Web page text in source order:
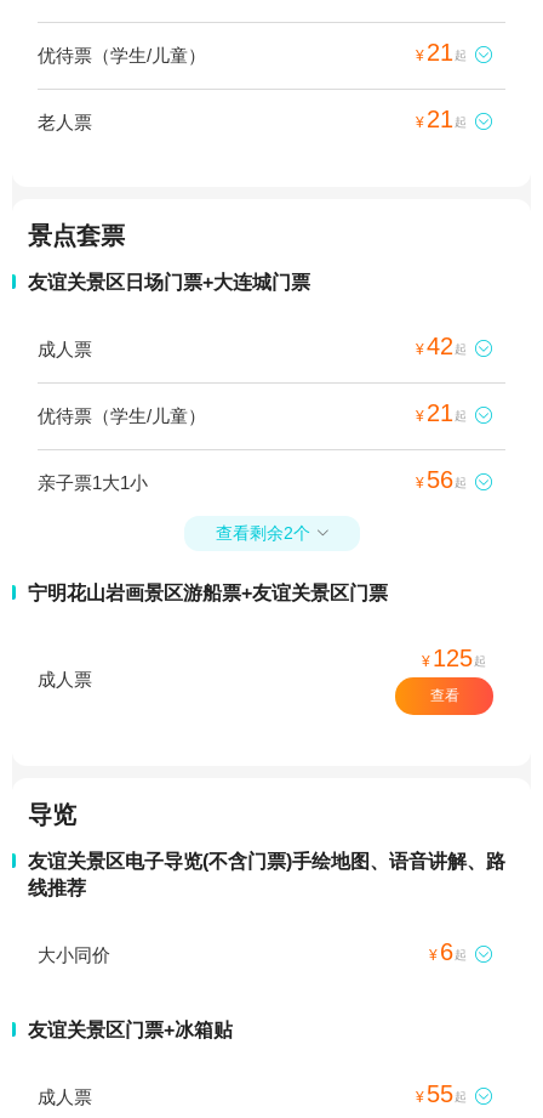
优待票（学生/儿童） ¥ 21 起 
老人票 ¥ 21 起 
景点套票
友谊关景区日场门票+大连城门票
成人票 ¥42 起 
优待票（学生/儿童） ¥ 21 起 
亲子票1大1小 ¥ 56起 
查看剩余2个 
宁明花山岩画景区游船票+友谊关景区门票
成人票
¥ 125起
查看
导览
友谊关景区电子导览(不含门票)手绘地图、语音讲解、路
线推荐
大小同价 ¥ 6起 
友谊关景区门票+冰箱贴
成人票 ¥ 55起 